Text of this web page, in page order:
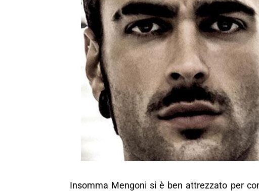
Insomma Mengoni si è ben attrezzato per